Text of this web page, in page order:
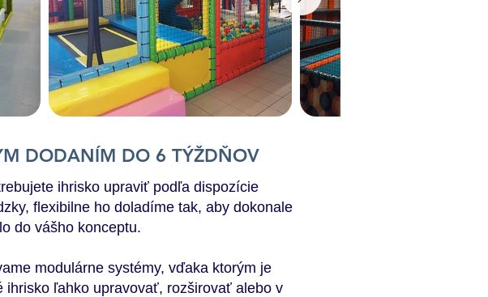
DODANÍM DO 6 TÝŽDŇOV
ihrisko upraviť podľa dispozície
flexibilne ho doladíme tak, aby dokonale
do vášho konceptu.
modulárne systémy, vďaka ktorým je
ihrisko ľahko upravovať, rozširovať alebo v